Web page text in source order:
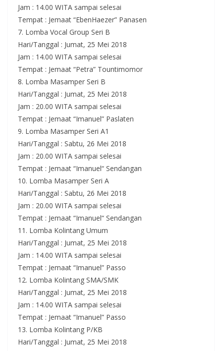
Jam : 14.00 WITA sampai selesai
Tempat : Jemaat “EbenHaezer” Panasen
7. Lomba Vocal Group Seri B
Hari/Tanggal : Jumat, 25 Mei 2018
Jam : 14.00 WITA sampai selesai
Tempat : Jemaat “Petra” Tountimomor
8. Lomba Masamper Seri B
Hari/Tanggal : Jumat, 25 Mei 2018
Jam : 20.00 WITA sampai selesai
Tempat : Jemaat “Imanuel” Paslaten
9. Lomba Masamper Seri A1
Hari/Tanggal : Sabtu, 26 Mei 2018
Jam : 20.00 WITA sampai selesai
Tempat : Jemaat “Imanuel“ Sendangan
10. Lomba Masamper Seri A
Hari/Tanggal : Sabtu, 26 Mei 2018
Jam : 20.00 WITA sampai selesai
Tempat : Jemaat “Imanuel“ Sendangan
11. Lomba Kolintang Umum
Hari/Tanggal : Jumat, 25 Mei 2018
Jam : 14.00 WITA sampai selesai
Tempat : Jemaat “Imanuel” Passo
12. Lomba Kolintang SMA/SMK
Hari/Tanggal : Jumat, 25 Mei 2018
Jam : 14.00 WITA sampai selesai
Tempat : Jemaat “Imanuel” Passo
13. Lomba Kolintang P/KB
Hari/Tanggal : Jumat, 25 Mei 2018